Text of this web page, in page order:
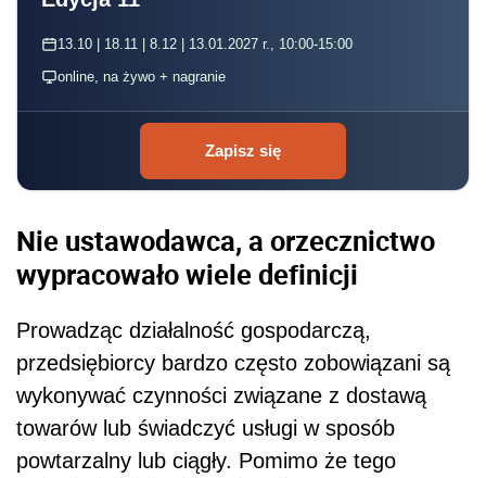
13.10 | 18.11 | 8.12 | 13.01.2027 r., 10:00-15:00
online, na żywo + nagranie
Zapisz się
Nie ustawodawca, a orzecznictwo
wypracowało wiele definicji
Prowadząc działalność gospodarczą,
przedsiębiorcy bardzo często zobowiązani są
wykonywać czynności związane z dostawą
towarów lub świadczyć usługi w sposób
powtarzalny lub ciągły. Pomimo że tego